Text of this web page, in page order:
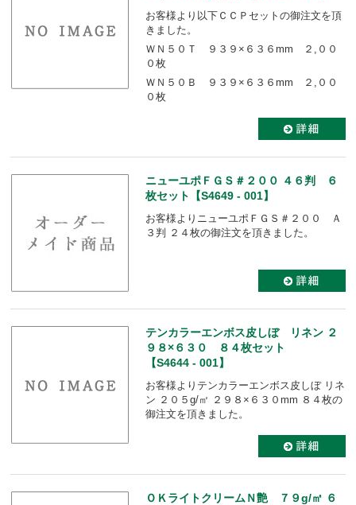
お客様より以下ＣＣＰセットの御注文を頂
きました。
ＷＮ５０Ｔ ９３９×６３６mm ２,００
０枚
ＷＮ５０Ｂ ９３９×６３６mm ２,００
０枚
ニューユポＦＧＳ＃２００ ４６判 ６
枚セット【S4649 - 001】
お客様よりニューユポＦＧＳ＃２００ Ａ
３判 ２４枚の御注文を頂きました。
テンカラーエンボス皮しぼ リネン ２
９８×６３０ ８４枚セット
【S4644 - 001】
お客様よりテンカラーエンボス皮しぼ リネ
ン ２０５g/㎡ ２９８×６３０mm ８４枚の
御注文を頂きました。
ＯＫライトクリームＮ艶 ７９g/㎡ ６